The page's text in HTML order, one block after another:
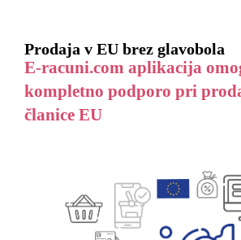
Prodaja v EU brez glavobola
E-racuni.com aplikacija
kompletno podporo pri
članice EU